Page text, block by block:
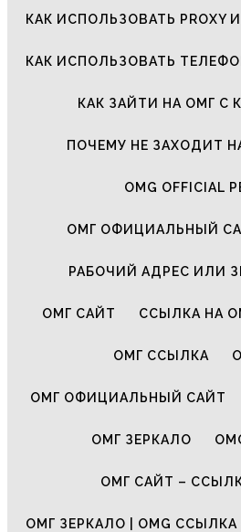
КАК ИСПОЛЬЗОВАТЬ PROXY
КАК ИСПОЛЬЗОВАТЬ
КАК ЗАЙТИ НА ОМГ С
ПОЧЕМУ НЕ ЗАХОДИТ НА
OMG OFFICIAL
ОМГ ОФИЦИАЛЬНЫЙ
РАБОЧИЙ АДРЕС ИЛИ
ОМГ САЙТ ССЫЛКА НА
ОМГ ССЫЛКА
ОМГ ОФИЦИАЛЬНЫЙ САЙТ
ОМГ ЗЕРКАЛО
ОМГ САЙТ –
ОМГ ЗЕРКАЛО | OMG